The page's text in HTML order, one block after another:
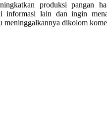
produksi pangan
informasi lain dan ingin
meninggalkannya dikolom